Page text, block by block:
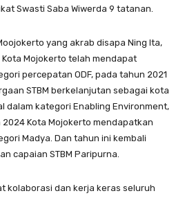
Swasti Saba Wiwerda 9 tatanan.
yang akrab disapa Ning Ita,
Kota Mojokerto telah mendapat
percepatan ODF, pada tahun 2021
STBM berkelanjutan sebagai kota
dalam kategori Enabling Environment,
Kota Mojokerto mendapatkan
Madya. Dan tahun ini kembali
capaian STBM Paripurna.
kolaborasi dan kerja keras seluruh